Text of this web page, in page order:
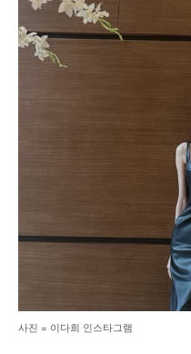
사진 = 이다희 인스타그램